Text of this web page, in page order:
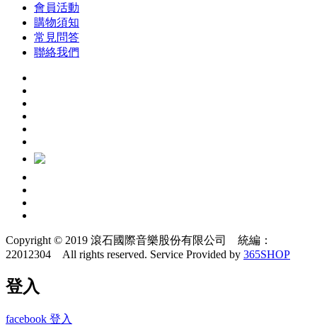
會員活動
購物須知
常見問答
聯絡我們
Copyright © 2019 滾石國際音樂股份有限公司 統編：
22012304 All rights reserved. Service Provided by 365SHOP
登入
facebook 登入